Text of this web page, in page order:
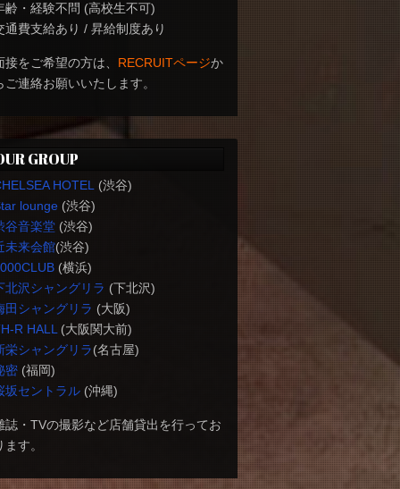
齢・経験不問 (高校生不可)
通費支給あり / 昇給制度あり
接をご希望の方は、 RECRUITページか
ご連絡お願いいたします。
GROUP
HOTEL
(渋谷)
lounge(渋谷)
谷音楽堂(渋谷)
未来会館(渋谷)
(横浜)
北沢シャングリラ (下北沢)
田シャングリラ (大阪)
R HALL (大阪関大前)
栄シャングリラ(名古屋)
密(福岡)
坂セントラル(沖縄)
誌・TVの撮影など店舗貸出を行ってお
ます。